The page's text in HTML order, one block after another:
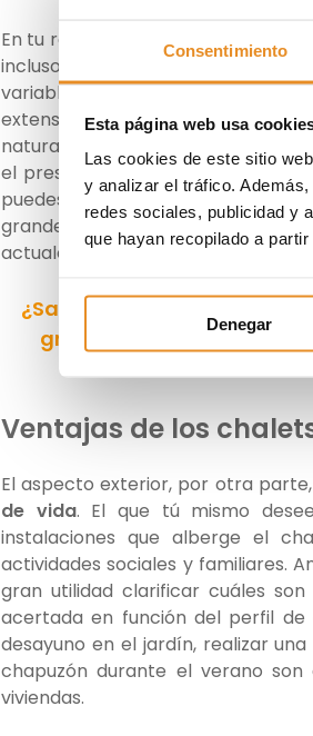
Consentimiento
Esta página web usa
Las cookies de este sitio
y analizar el tráfico.
redes sociales, publicidad y
que hayan recopilado a
Denegar
En tu resolución también
incluso si estarás
variables, la mejor solución pasa
extensas parcelas en donde tus
naturaleza y el aire libre con total
el presupuesto que manejes para
puedes ahorrarte mucho dinero
grandes poblaciones. Hasta el
actuales ofertas.
¿Sabes qué debes tener en
gratuita y descubre
Ventajas de los
El aspecto exterior, por otra
de vida. El que tú mismo
instalaciones que alberge el
actividades sociales y familiares.
gran utilidad clarificar cuáles
acertada en función del perfil
desayuno en el jardín, realizar
chapuzón durante el verano
viviendas.